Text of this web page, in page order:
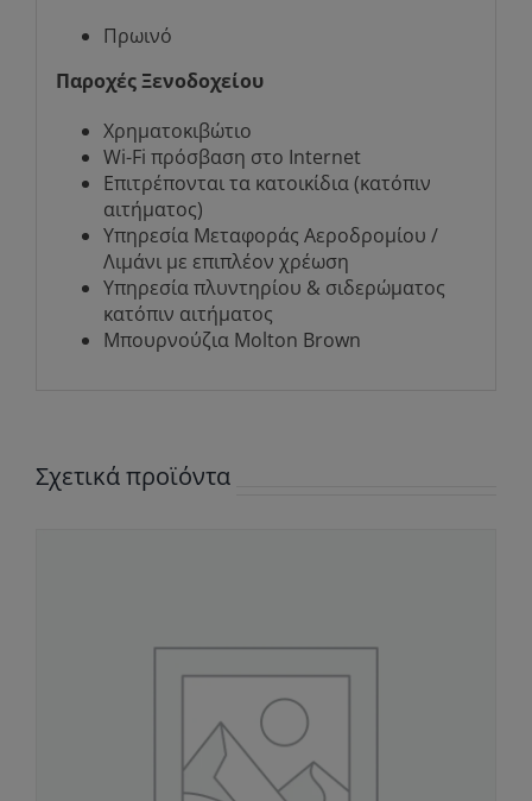
Πρωινό
Παροχές Ξενοδοχείου
Χρηματοκιβώτιο
Wi-Fi πρόσβαση στο Internet
Επιτρέπονται τα κατοικίδια (κατόπιν
αιτήματος)
Υπηρεσία Μεταφοράς Αεροδρομίου /
Λιμάνι με επιπλέον χρέωση
Υπηρεσία πλυντηρίου & σιδερώματος
κατόπιν αιτήματος
Μπουρνούζια Molton Brown
Σχετικά προϊόντα